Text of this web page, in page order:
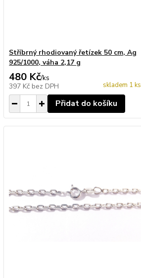
Stříbrný rhodiovaný řetízek 50 cm, Ag
925/1000, váha 2,17 g
480 Kč/ks
397 Kč bez DPH skladem 1 ks
Přidat do košíku